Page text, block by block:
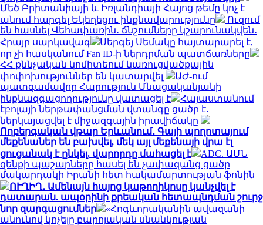
Մեծ Բրիտանիայի և Իռլանդիայի Հայոց թեմը կոչ է
անում հարգել Եկեղեցու ինքնավարությունը
Ուզում
են հասնել Վեհափառին․ ճնշումները կշարունակվեն․
Հրայր սարկավագ
Սերգեյ Սեմակը հայտարարել է,
որ չի հասկանում Fan ID-ի ներդրման պատճառները
ՀՀ քննչական կոմիտեում կառուցվածքային
փոփոխություններ են կատարվել
ԱԺ-ում
պատգամավոր Հարություն Մնացականյանի
ինքնազգացողությունը վատացել է
Հայաստանում
էբոլայի ներթափանցման վտանգը ցածր է․
ներկայացվել է միջազգային իրավիճակը
Ողբերգական վթար Երևանում․ Գայի պողոտայում
մեքենաներ են բախվել, մեկ այլ մեքենայի վրա էլ
ցուցանակ է ընկել. վարորդը մահացել է
ADC. ԱՄՆ
զենքի պաշարները հասել են չափազանց ցածր
մակարդակի Իրանի հետ հակամարտության ֆոնին
ՈՒՂԻՂ․ Ամենայն հայոց կաթողիկոսը կանչվել է
դատարան. ապօրինի քրեական հետապնդման շուրջ
նոր զարգացումներ
«Հոգևորականին ավազանի
անունով կոչելը բարոյական սնանկության